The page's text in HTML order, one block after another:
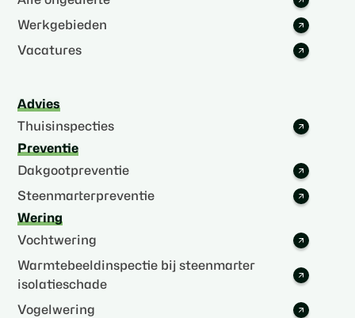
Werkgebieden
Vacatures
Advies
Thuisinspecties
Preventie
Dakgootpreventie
Steenmarterpreventie
Wering
Vochtwering
Warmtebeeldinspectie bij steenmarter
isolatieschade
Vogelwering